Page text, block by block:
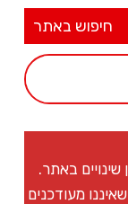
חיפוש באתר
שינויים באתר.
מעודכנים